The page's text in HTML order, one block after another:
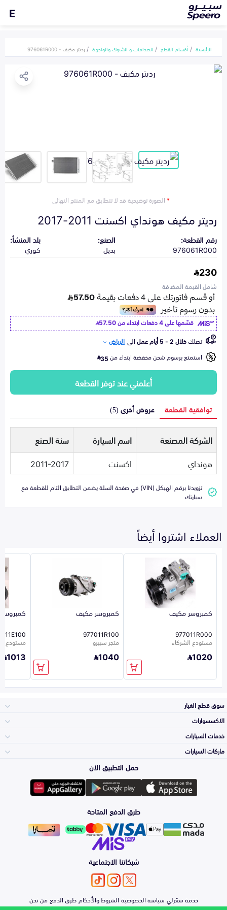
E
الرئيسية أقسام القطع الصدامات و الشبوك والواجهة رديتر مكيف - 976061R000
*الصورة توضيحية قد لا تتطابق مع المنتج النهائي
رديتر مكيف هونداي اكسنت 2011-2017
رقم القطعة:
976061R000
الصنع:
بديل
بلد المنشأ:
كوري
230
شامل القيمة المضافة
قسّمها على 4 دفعات ابتداء من
57.50
تصلكخلال 2 - 5 أيام عمل الى الرياض
استمتع برسوم شحن مخفضة ابتداء من35
أعلمني عند توفر القطعة
توافقية القطعة عروض أخرى (5)
الشركة المصنعة اسم السيارة
سنة الصنع
هونداي
اكسنت 2011-2017
تزويدنا برقم الهيكل (VIN) في صفحة السلة يضمن التطابق التام للقطعة مع
سيارتك
العملاء اشتروا أيضاً
كمبروسر مكيف
977011R000
مستودع الشركاء
1020
كمبروسر مكيف
977011R100
متجر سبيرو
1040
مستودع
1013
سوق قطع الغيار
المكائن، القيرات
وملحقاتها
الشمعات
والاصطبات (الاضاءة)
الفرامل والأقمشة
الأبواب، الرفرف
والكبوت
الاكسسوارات
لوازم الرحلات
اكسسوارات العناية
الزيوت و السوائل
خدمات السيارات
الأكثر مبيعاً
التلميع والعناية
حماية مقدمة السيارة
ماركات السيارات
Toyota
Hyundai
Kia
Nissan
حمل التطبيق الان
طرق الدفع المتاحة
شبكاتنا الاجتماعية
خدمة سعّرلي سياسة الخصوصية الشروط والأحكامطرق الدفعمن نحن